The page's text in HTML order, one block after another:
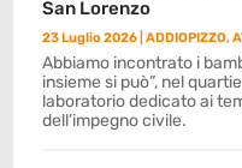
San Lorenzo
23 Luglio 2026 |ADDIOPIZZO,
Abbiamo incontrato i
insieme si può”, nel
laboratorio dedicato ai
dell’impegno civile.